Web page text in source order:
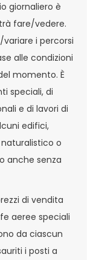
giornaliero è
fare/vedere.
i percorsi
alle condizioni
momento. È
speciali, di
e di lavori di
edifici,
o
anche senza
di vendita
aeree speciali
da ciascun
i posti a